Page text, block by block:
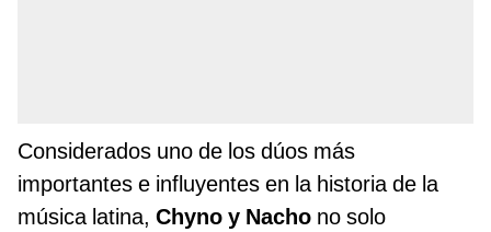
Considerados uno de los dúos más
importantes e influyentes en la historia de la
música latina, Chyno y Nacho no solo